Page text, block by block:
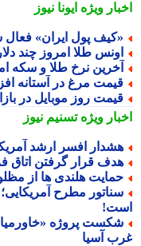
ویژهایونا نیوز
پول ایران» فعال
طلا امروز چند دلار
نرخ طلا و سکه
مرغ در آستانه افزایش
روز موبایل در
ویژهتسنیم نیوز
افسر ارشد
قرار گرفتن اتاق
هلندی ها از
مطرح آمریکایی؛
پروژه «خاورمیانه
آسیا